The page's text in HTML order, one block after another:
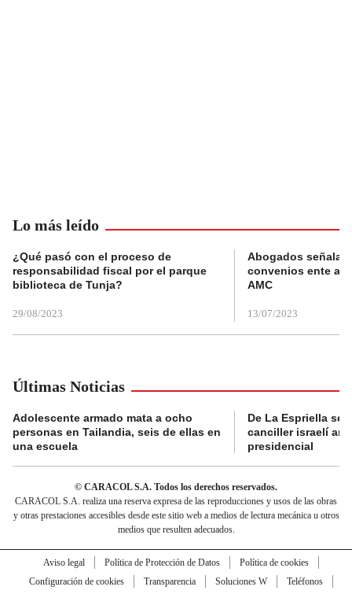
Lo más leído
¿Qué pasó con el proceso de
responsabilidad fiscal por el parque
biblioteca de Tunja?
29/08/2023
Abogados
convenios ente
AMC
13/07/2023
Últimas Noticias
Adolescente armado mata a ocho
personas en Tailandia, seis de ellas en
una escuela
De La Espriella se
canciller israelí
presidencial
© CARACOL S.A. Todos los derechos reservados.
CARACOL S.A. realiza una reserva expresa de las reproducciones y usos de las obras
y otras prestaciones accesibles desde este sitio web a medios de lectura mecánica u otros
medios que resulten adecuados.
Aviso legal Política de Protección de Datos
Política de cookies
Configuración de cookies
Transparencia Soluciones W
Teléfonos